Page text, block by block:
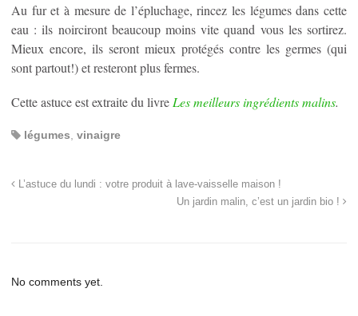
Au fur et à mesure de l’épluchage, rincez les légumes dans cette
eau : ils noirciront beaucoup moins vite quand vous les sortirez.
Mieux encore, ils seront mieux protégés contre les germes (qui
sont partout!) et resteront plus fermes.
Cette astuce est extraite du livre Les meilleurs ingrédients malins.
légumes vinaigre
L’astuce du lundi : votre produit à lave-vaisselle maison !
Un jardin malin, c’est un jardin bio !
No comments yet.